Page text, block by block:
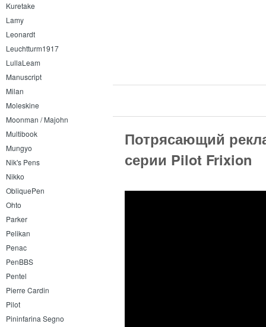
Kuretake
Lamy
Leonardt
Leuchtturm1917
LullaLeam
Manuscript
Milan
Moleskine
Moonman / Majohn
Multibook
Mungyo
Nik's Pens
Nikko
ObliquePen
Ohto
Parker
Pelikan
Penac
PenBBS
Pentel
Pierre Cardin
Pilot
Pininfarina Segno
Потрясающий
серии Pilot Frixion